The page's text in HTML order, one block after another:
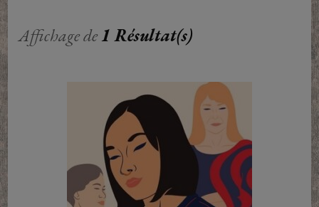
Affichage de1 Résultat(s)